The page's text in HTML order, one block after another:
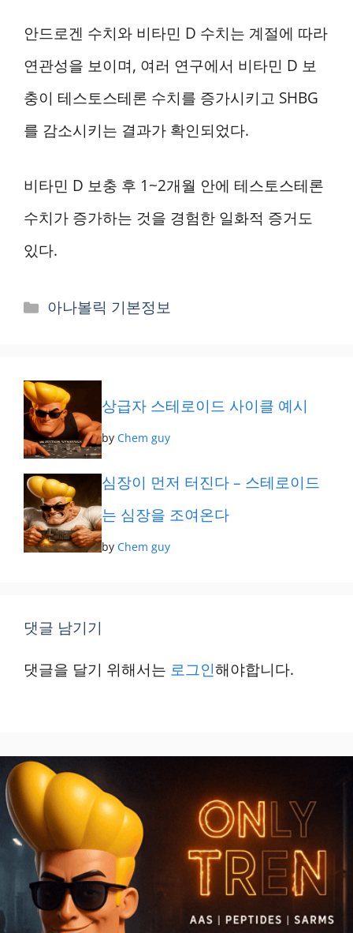
안드로겐 수치와 비타민 D 수치는 계절에 따라
연관성을 보이며, 여러 연구에서 비타민 D 보
충이 테스토스테론 수치를 증가시키고 SHBG
를 감소시키는 결과가 확인되었다.
비타민 D 보충 후 1~2개월 안에 테스토스테론
수치가 증가하는 것을 경험한 일화적 증거도
있다.
카
아나볼릭 기본정보
상급자 스테로이드 사이클 예시
byChem guy
심장이 먼저 터진다 – 스테로이드
는 심장을 조여온다
byChem guy
댓글 남기기
댓글을 달기 위해서는 로그인해야합니다.